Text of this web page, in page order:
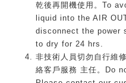
乾後再開機使用。To
liquid into the AIR
disconnect the power
to dry for 24 hrs.
非技術人員切勿自行維
絡客戶服務 主任。Do